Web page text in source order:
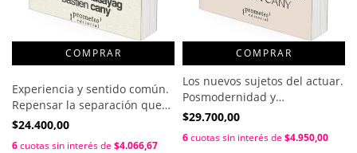
Experiencia y sentido común.
Repensar la separación que
impuso la modernidad /
$24.400,00
6cuotas sin interés de $4.066,67
COMPRAR
Los nuevos sujetos del actuar.
Posmodernidad y
despolitización / Miguel
$29.700,00
6cuotas sin interés de $4.950,00